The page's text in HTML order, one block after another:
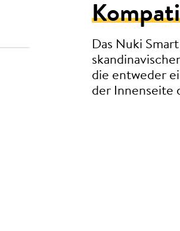
Das Nuki
die entweder
der Innenseite